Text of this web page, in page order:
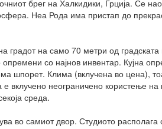
брег на Халкидики, Грција. Се
Неа Рода има пристап до
градот на само 70 метри од
со најнов инвентар. Кујна
шпорет. Клима (вклучена во цена),
е вклучено неограничено користење
среда.
во самиот двор. Студиото